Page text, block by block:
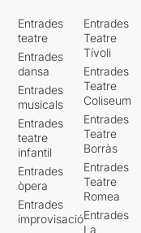
Entrades
teatre
Entrades
dansa
Entrades
musicals
Entrades
teatre
infantil
Entrades
òpera
Entrades
improvisació
Entrades
Teatre
Tívoli
Entrades
Teatre
Coliseum
Entrades
Teatre
Borràs
Entrades
Teatre
Romea
Entrades
La